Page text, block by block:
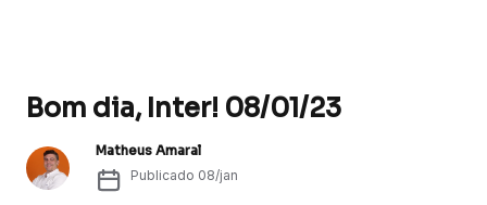
Bom dia, Inter! 08/01/23
Matheus Amaral
Publicado 08/jan